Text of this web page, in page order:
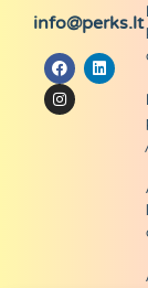
info@perks.lt